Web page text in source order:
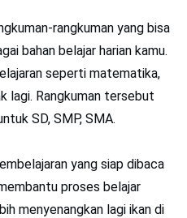
rangkuman yang bisa
bahan belajar harian kamu.
seperti matematika,
lagi. Rangkuman tersebut
SD, SMP, SMA.
yang siap dibaca
proses belajar
menyenangkan lagi ikan di